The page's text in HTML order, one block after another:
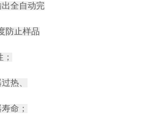
全自动完
防止样品
热、
命；